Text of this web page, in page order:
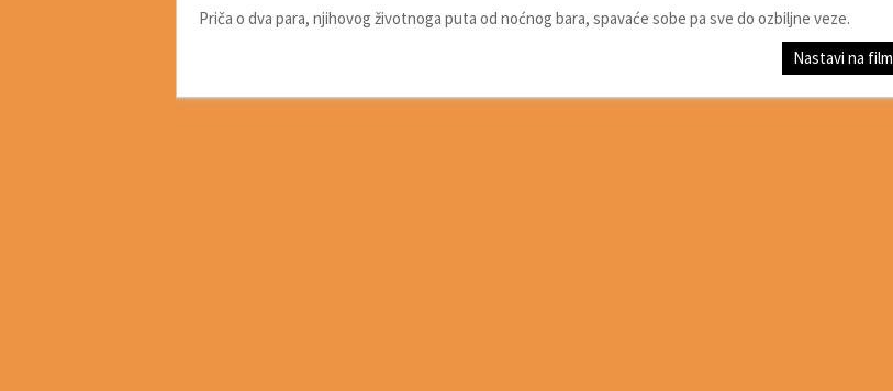
Priča o dva para, njihovog životnoga puta od noćnog bara, spavaće sobe pa sve do ozbiljne veze.
Nastavi na film